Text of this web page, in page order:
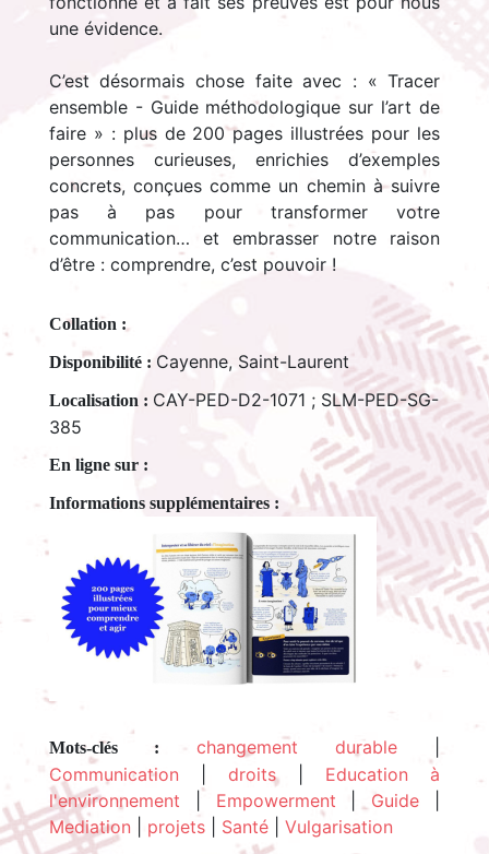
une évidence.
C’est désormais chose faite avec : « Tracer
ensemble - Guide méthodologique sur l’art de
faire » : plus de 200 pages illustrées pour les
personnes curieuses, enrichies d’exemples
concrets, conçues comme un chemin à suivre
pas à pas pour transformer votre
communication… et embrasser notre raison
d’être : comprendre, c’est pouvoir !
Collation :
Disponibilité : Cayenne, Saint-Laurent
Localisation : CAY-PED-D2-1071 ; SLM-PED-SG-
385
En ligne sur :
Mots-clés : changement durable|
Communication
droits| Education à
l'environnement
Empowerment Guide
Mediation
projets| Santé| Vulgarisation